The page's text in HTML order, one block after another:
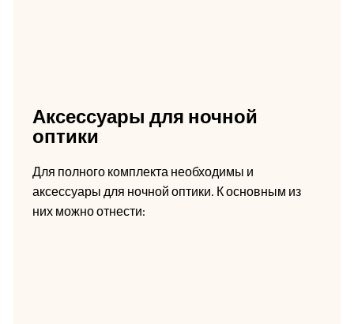
Аксессуары для ночной
оптики
Для полного комплекта необходимы и
аксессуары для ночной оптики. К основным из
них можно отнести: